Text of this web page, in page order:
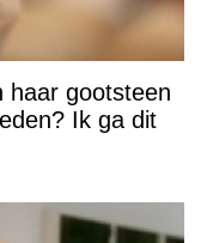
haar gootsteen
Ik ga dit